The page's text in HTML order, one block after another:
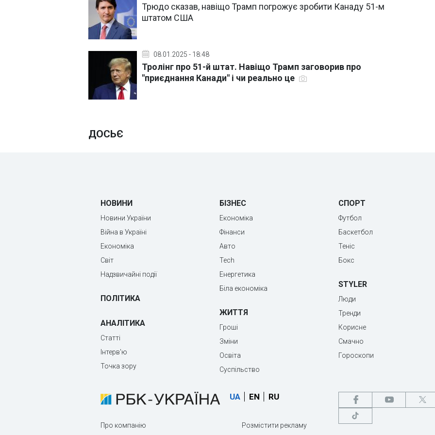
Трюдо сказав, навіщо Трамп погрожує зробити Канаду 51-м
штатом США
08.01.2025 - 18:48
Тролінг про 51-й штат. Навіщо Трамп заговорив про
"приєднання Канади" і чи реально це
ДОСЬЄ
НОВИНИ
Новини України
Війна в Україні
Економіка
Світ
Надзвичайні події
ПОЛІТИКА
АНАЛІТИКА
Статті
Інтерв'ю
Точка зору
БІЗНЕС
Економіка
Фінанси
Авто
Tech
Енергетика
Біла економіка
ЖИТТЯ
Гроші
Зміни
Освіта
Суспільство
СПОРТ
Футбол
Баскетбол
Теніс
Бокс
STYLER
Люди
Тренди
Корисне
Смачно
Гороскопи
UA EN RU
Про компанію Розмістити рекламу